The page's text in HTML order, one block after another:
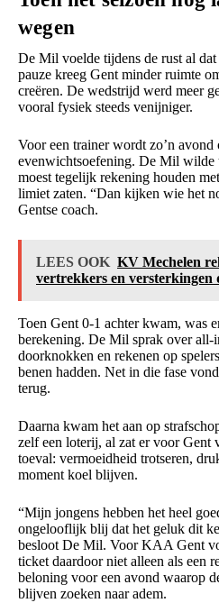
wegen
De Mil voelde tijdens de rust al
pauze kreeg Gent minder ruimte
creëren. De wedstrijd werd meer
vooral fysiek steeds venijniger.
Voor een trainer wordt zo’n avond
evenwichtsoefening. De Mil wilde
moest tegelijk rekening houden
limiet zaten. “Dan kijken wie het
Gentse coach.
LEES OOK KV Mechelen
vertrekkers en versterkingen
Toen Gent 0-1 achter kwam, was
berekening. De Mil sprak over all-
doorknokken en rekenen op
benen hadden. Net in die fase
terug.
Daarna kwam het aan op
zelf een loterij, al zat er voor Gent
toeval: vermoeidheid trotseren,
moment koel blijven.
“Mijn jongens hebben het heel
ongelooflijk blij dat het geluk dit
besloot De Mil. Voor KAA Gent
ticket daardoor niet alleen als een
beloning voor een avond waarop
blijven zoeken naar adem.